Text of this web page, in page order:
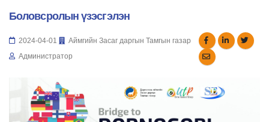
Боловсролын үзэсгэлэн
2024-04-01
Аймгийн Засаг даргын Тамгын газар
Администратор